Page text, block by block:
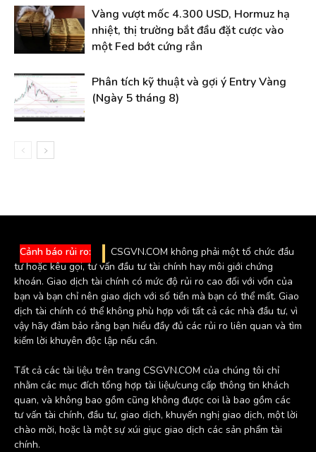
Vàng vượt mốc 4.300 USD, Hormuz hạ
nhiệt, thị trường bắt đầu đặt cược vào
một Fed bớt cứng rắn
Phân tích kỹ thuật và gợi ý Entry Vàng
(Ngày 5 tháng 8)
Cảnh báo rủi ro:
CSGVN.COM không phải một tổ chức đầu
tư hoặc kêu gọi, tư vấn đầu tư tài chính hay môi giới chứng
khoán. Giao dịch tài chính có mức độ rủi ro cao đối với vốn của
bạn và bạn chỉ nên giao dịch với số tiền mà bạn có thể mất. Giao
dịch tài chính có thể không phù hợp với tất cả các nhà đầu tư, vì
vậy hãy đảm bảo rằng bạn hiểu đầy đủ các rủi ro liên quan và tìm
kiếm lời khuyên độc lập nếu cần.
Tất cả các tài liệu trên trang CSGVN.COM của chúng tôi chỉ
nhằm các mục đích tổng hợp tài liệu/cung cấp thông tin khách
quan, và không bao gồm cũng không được coi là bao gồm các
tư vấn tài chính, đầu tư, giao dịch, khuyến nghị giao dịch, một lời
chào mời, hoặc là một sự xúi giục giao dịch các sản phẩm tài
chính.